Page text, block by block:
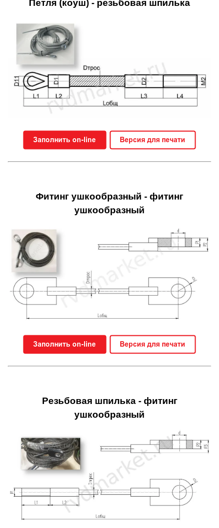
Петля (коуш) - резьбовая шпилька
Фитинг ушкообразный - фитинг
ушкообразный
Резьбовая шпилька - фитинг
ушкообразный